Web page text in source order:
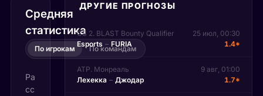
Средняя
статистика
По игрокам По командам
Ра
сс
ДРУГИЕ ПРОГНОЗЫ
CS 2. BLAST Bounty Qualifier
25 июл, 00:30
Esports – FURIA 1.4*
ATP. Монреаль
9 авг, 01:00
Лехекка – Джодар 1.7*